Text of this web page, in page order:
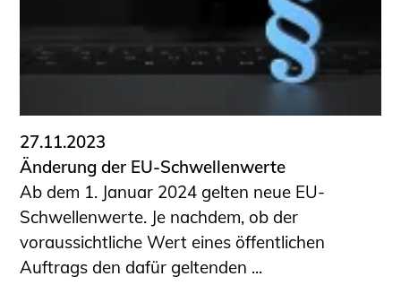
Funktionsprüfung privater
Abwasserleitungen
Büronachfolge
Zusatzqualifikationen
Geschützter Bereich
Informationen für Auftraggeber und
Verbraucher
Ingenieursuche (Mitglieder der IK-Bau
27.11.2023
Änderung der EU-Schwellenwerte
Ab dem 1. Januar 2024 gelten neue EU-
Schwellenwerte. Je nachdem, ob der
voraussichtliche Wert eines öffentlichen
Auftrags den dafür geltenden ...